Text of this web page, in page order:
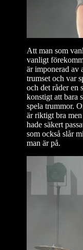
Att man som
vanligt
är imponerad av
trumset och var
och det råder en
konstigt att bara
spela trummor.
är riktigt bra men
hade säkert
som också slår
man är på.